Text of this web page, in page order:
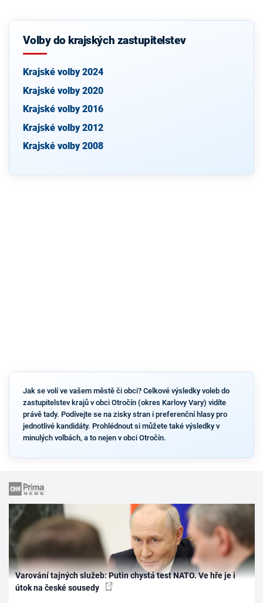
Volby do krajských zastupitelstev
Krajské volby 2024
Krajské volby 2020
Krajské volby 2016
Krajské volby 2012
Krajské volby 2008
Jak se volí ve vašem městě či obci? Celkové výsledky voleb do
zastupitelstev krajů v obci Otročín (okres Karlovy Vary) vidíte
právě tady. Podívejte se na zisky stran i preferenční hlasy pro
jednotlivé kandidáty. Prohlédnout si můžete také výsledky v
minulých volbách, a to nejen v obci Otročín.
Varování tajných služeb: Putin chystá test NATO. Ve hře je i
útok na české sousedy